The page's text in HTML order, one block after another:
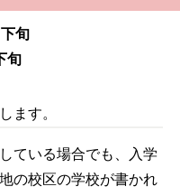
旬
旬
ます。
ている場合でも、入学
の校区の学校が書かれ